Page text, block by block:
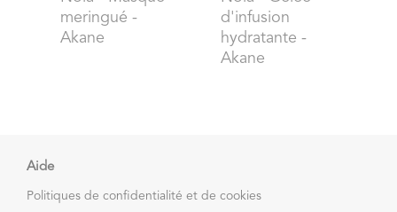
meringué -
Akane
d'infusion
hydratante -
Akane
Aide
Politiques de confidentialité et de cookies